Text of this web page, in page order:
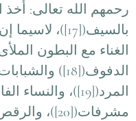
رحمهم الله تعالى: أخذ
بالسيف([17])،
الغناء مع البطون
الدفوف([18])
المرد([19])،